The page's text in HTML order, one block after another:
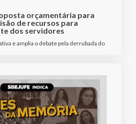
orçamentária para
de recursos para
dos servidores
e amplia o debate pela derrubada do